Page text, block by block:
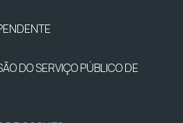
DO SERVIÇO PÚBLICO DE